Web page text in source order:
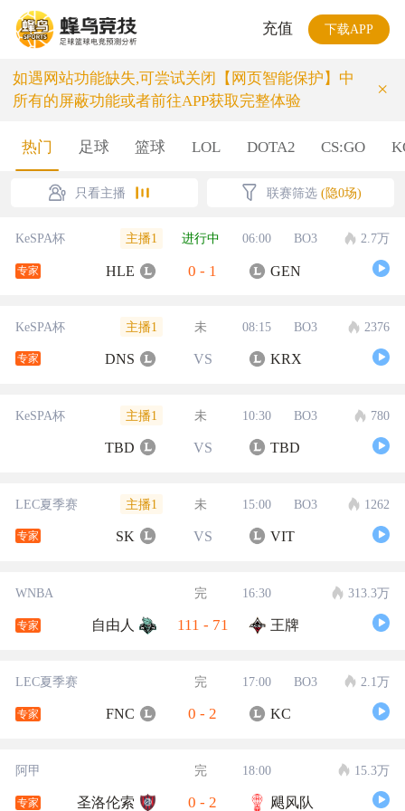
充值 下载APP
如遇网站功能缺失,可尝试关闭【网页智能保护】中
所有的屏蔽功能或者前往APP获取完整体验
×
热门 足球 篮球 LOL DOTA2 CS:GO
只看主播 联赛筛选 (隐0场)
KeSPA杯 主播1 进行中 06:00 BO3 2.7万
专家 HLE 0 - 1 GEN
KeSPA杯 主播1 未 08:15 BO3 2376
专家 DNS VS KRX
KeSPA杯 主播1 未 10:30 BO3 780
TBD VS TBD
LEC夏季赛 主播1 未 15:00 BO3 1262
专家 SK VS VIT
WNBA 完 16:30 313.3万
专家 自由人 111 - 71 王牌
LEC夏季赛 完 17:00 BO3 2.1万
专家 FNC 0 - 2 KC
阿甲 完 18:00 15.3万
专家 圣洛伦索 0 - 2 飓风队